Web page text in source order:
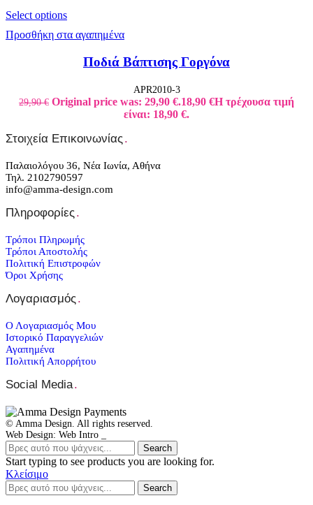
Select options
Προσθήκη στα αγαπημένα
Ποδιά Βάπτισης Γοργόνα
APR2010-3
29,90€ Original price was: 29,90 €.18,90 €Η τρέχουσα τιμή
είναι: 18,90 €.
Στοιχεία Επικοινωνίας.
Παλαιολόγου 36, Νέα Ιωνία, Αθήνα
Τηλ. 2102790597
info@amma-design.com
Πληροφορίες.
Τρόποι Πληρωμής
Τρόποι Αποστολής
Πολιτική Επιστροφών
Όροι Χρήσης
Λογαριασμός.
Ο Λογαριασμός Μου
Ιστορικό Παραγγελιών
Αγαπημένα
Πολιτική Απορρήτου
Social Media.
© Amma Design. All rights reserved.
Web Design: Web Intro _
Search
Start typing to see products you are looking for.
Κλείσιμο
Search